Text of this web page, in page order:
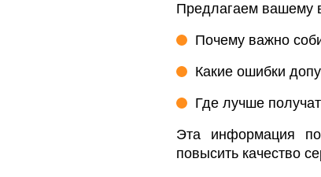
Предлагаем вашему
Почему важно
Какие ошибки
Где лучше
Эта информация
повысить качество